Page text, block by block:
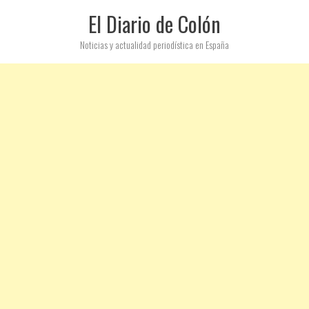
El Diario de Colón
Noticias y actualidad periodística en España